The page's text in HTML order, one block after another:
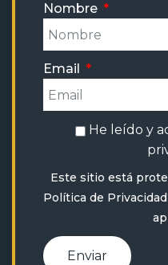
Nombre
Email
He leído y
Este sitio está
Política de Privacidad
Enviar